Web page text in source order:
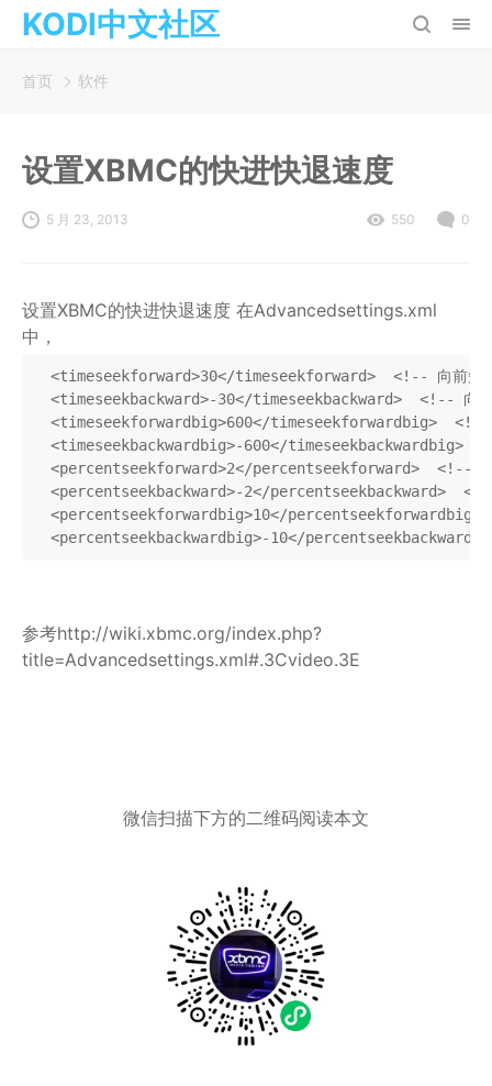
KODI中文社区
首页 软件
设置XBMC的快进快退速度
5 月 23, 2013 550 0
设置XBMC的快进快退速度 在Advancedsettings.xml
中，
<timeseekforward>30</timeseekforward>  <!-- 向前短
<timeseekbackward>-30</timeseekbackward>  <!-- 向后
<timeseekforwardbig>600</timeseekforwardbig>  <!--
<timeseekbackwardbig>-600</timeseekbackwardbig>
<percentseekforward>2</percentseekforward>  <!-- 向
<percentseekbackward>-2</percentseekbackward>
<percentseekforwardbig>10</percentseekforwardbig>
<percentseekbackwardbig>-10</
参考http://wiki.xbmc.org/index.php?
title=Advancedsettings.xml#.3Cvideo.3E
微信扫描下方的二维码阅读本文